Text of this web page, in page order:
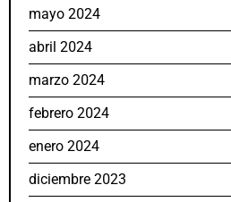
mayo 2024
abril 2024
marzo 2024
febrero 2024
enero 2024
diciembre 2023